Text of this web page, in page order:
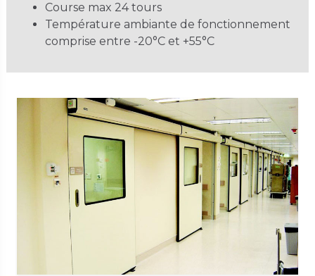
Course max 24 tours
Température ambiante de fonctionnement
comprise entre -20°C et +55°C